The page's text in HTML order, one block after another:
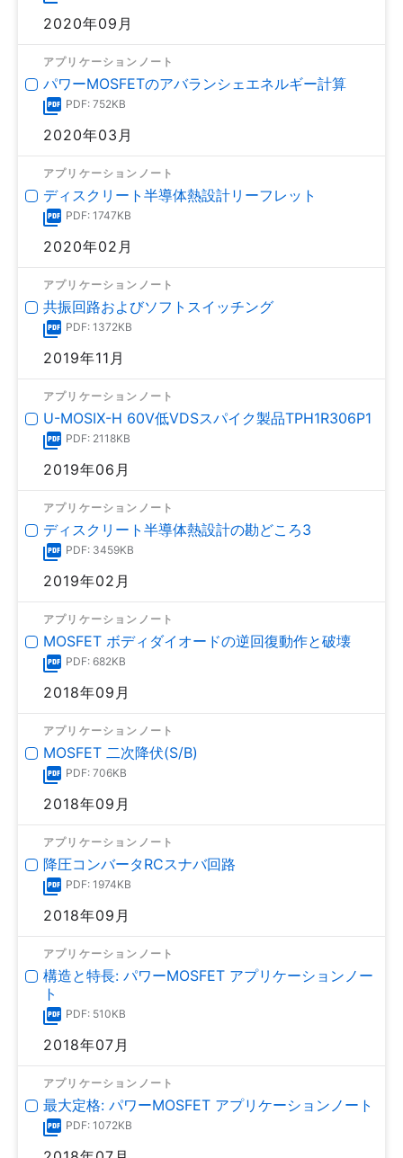
2020年09月
アプリケーションノート
パワーMOSFETのアバランシェエネルギー計算
PDF: 752KB
2020年03月
アプリケーションノート
ディスクリート半導体熱設計リーフレット
PDF: 1747KB
2020年02月
アプリケーションノート
共振回路およびソフトスイッチング
PDF: 1372KB
2019年11月
アプリケーションノート
U-MOSⅨ-H 60V低VDSスパイク製品TPH1R306P1
PDF: 2118KB
2019年06月
アプリケーションノート
ディスクリート半導体熱設計の勘どころ3
PDF: 3459KB
2019年02月
アプリケーションノート
MOSFET ボディダイオードの逆回復動作と破壊
PDF: 682KB
2018年09月
アプリケーションノート
MOSFET 二次降伏(S/B)
PDF: 706KB
2018年09月
アプリケーションノート
降圧コンバータRCスナバ回路
PDF: 1974KB
2018年09月
アプリケーションノート
構造と特長: パワーMOSFET アプリケーションノー
ト
PDF: 510KB
2018年07月
アプリケーションノート
最大定格: パワーMOSFET アプリケーションノート
PDF: 1072KB